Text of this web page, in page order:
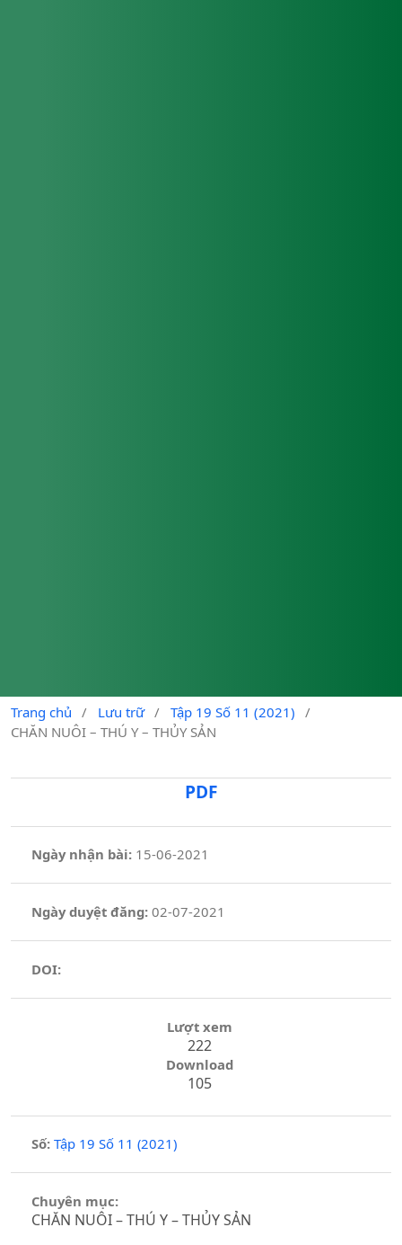
Trang chủ / Lưu trữ / Tập 19 Số 11 (2021)
/
CHĂN NUÔI – THÚ Y – THỦY SẢN
PDF
Ngày nhận bài: 15-06-2021
Ngày duyệt đăng:02-07-2021
DOI:
Lượt xem
222
Download
105
Số: Tập 19 Số 11 (2021)
Chuyên mục:
CHĂN NUÔI – THÚ Y – THỦY SẢN